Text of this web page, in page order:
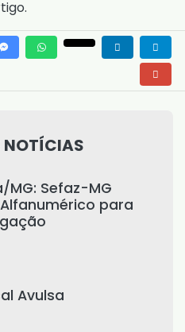
NOTÍCIAS
Sefaz-MG
para
Avulsa